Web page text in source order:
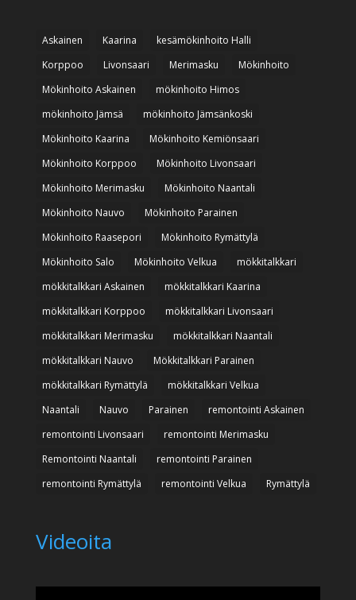
Askainen Kaarina
kesämökinhoito Halli
Korppoo
Livonsaari Merimasku
Mökinhoito
Mökinhoito Askainen
mökinhoito Himos
mökinhoito Jämsä
mökinhoito Jämsänkoski
Mökinhoito Kaarina
Mökinhoito Kemiönsaari
Mökinhoito Korppoo
Mökinhoito Livonsaari
Mökinhoito Merimasku
Mökinhoito Naantali
Mökinhoito Nauvo
Mökinhoito Parainen
Mökinhoito Raasepori
Mökinhoito Rymättylä
Mökinhoito Salo
Mökinhoito Velkua
mökkitalkkari
mökkitalkkari Askainen
mökkitalkkari Kaarina
mökkitalkkari Korppoo
mökkitalkkari Livonsaari
mökkitalkkari Merimasku
mökkitalkkari Naantali
mökkitalkkari Nauvo
Mökkitalkkari Parainen
mökkitalkkari Rymättylä
mökkitalkkari Velkua
Naantali
Nauvo Parainen
remontointi Askainen
remontointi Livonsaari
remontointi Merimasku
Remontointi Naantali
remontointi Parainen
remontointi Rymättylä
remontointi Velkua Rymättylä
Videoita